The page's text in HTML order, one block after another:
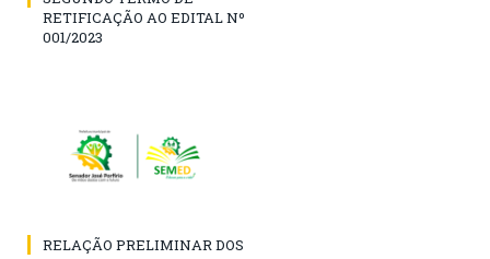
RETIFICAÇÃO AO EDITAL Nº
001/2023
RELAÇÃO PRELIMINAR DOS